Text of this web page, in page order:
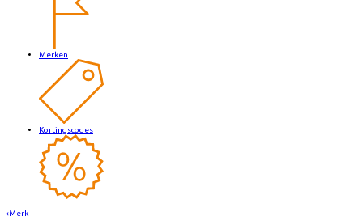
Merken
Kortingscodes
‹Merk